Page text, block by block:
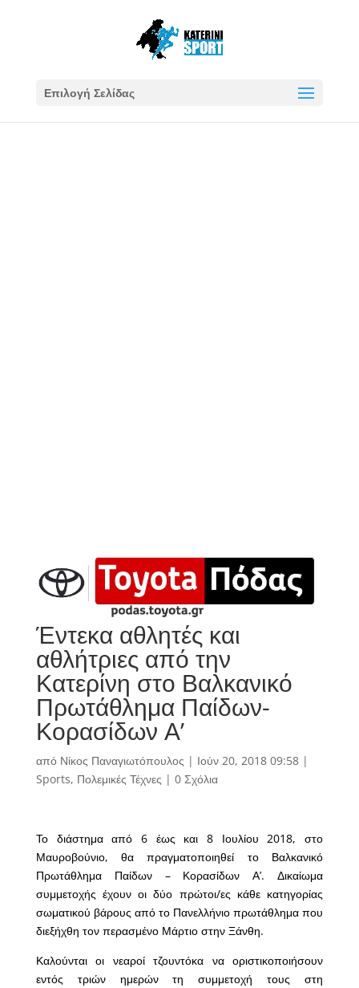
Επιλογή Σελίδας
Έντεκα αθλητές και
αθλήτριες από την
Κατερίνη στο Βαλκανικό
Πρωτάθλημα Παίδων-
Κορασίδων Α’
από Νίκος Παναγιωτόπουλος | Ιούν 20, 2018 09:58|
Sports, Πολεμικές Τέχνες | 0 Σχόλια
Το διάστημα από 6 έως και 8 Ιουλίου 2018, στο
Μαυροβούνιο, θα πραγματοποιηθεί το Βαλκανικό
Πρωτάθλημα Παίδων – Κορασίδων Α’. Δικαίωμα
συμμετοχής έχουν οι δύο πρώτοι/ες κάθε κατηγορίας
σωματικού βάρους από το Πανελλήνιο πρωτάθλημα που
διεξήχθη τον περασμένο Μάρτιο στην Ξάνθη.
Καλούνται οι νεαροί τζουντόκα να οριστικοποιήσουν
εντός τριών ημερών τη συμμετοχή τους στη